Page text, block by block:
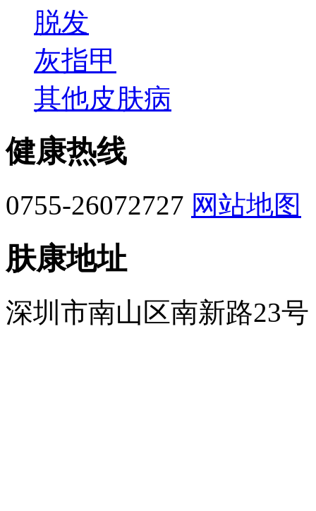
脱发
灰指甲
其他皮肤病
健康热线
0755-26072727 网站地图
肤康地址
深圳市南山区南新路23